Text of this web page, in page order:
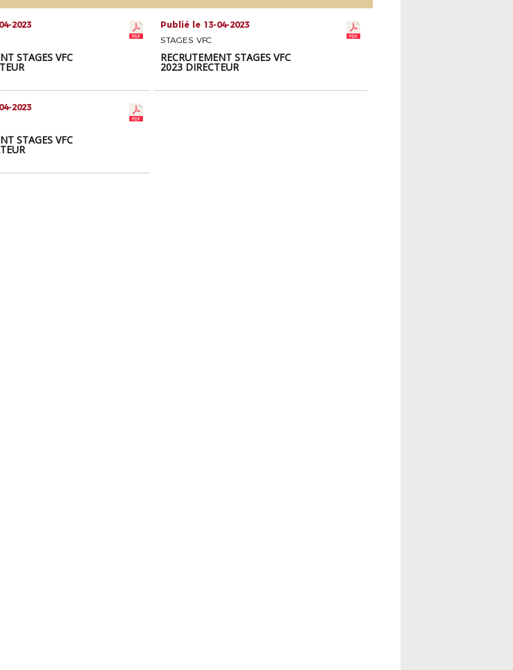
2023
STAGES VFC
Publié le 13-04-2023
STAGES VFC
RECRUTEMENT STAGES VFC
2023 DIRECTEUR
2023
STAGES VFC